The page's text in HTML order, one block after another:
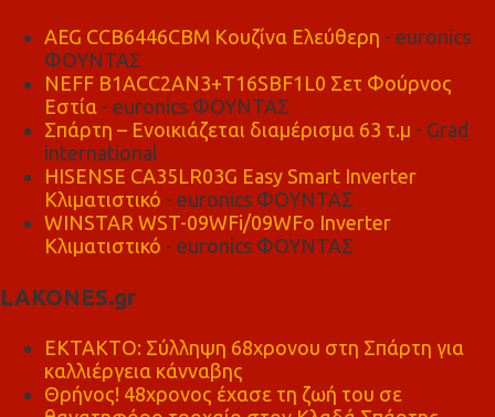
AEG CCB6446CBM Κουζίνα Ελεύθερη - euronics
ΦΟΥΝΤΑΣ
NEFF B1ACC2AN3+T16SBF1L0 Σετ Φούρνος
Εστία - euronics ΦΟΥΝΤΑΣ
Σπάρτη – Ενοικιάζεται διαμέρισμα 63 τ.μ - Grad
international
HISENSE CA35LR03G Easy Smart Inverter
Κλιματιστικό - euronics ΦΟΥΝΤΑΣ
WINSTAR WST-09WFi/09WFo Inverter
Κλιματιστικό - euronics ΦΟΥΝΤΑΣ
LAKONES.gr
ΕΚΤΑΚΤΟ: Σύλληψη 68χρονου στη Σπάρτη για
καλλιέργεια κάνναβης
Θρήνος! 48χρονος έχασε τη ζωή του σε